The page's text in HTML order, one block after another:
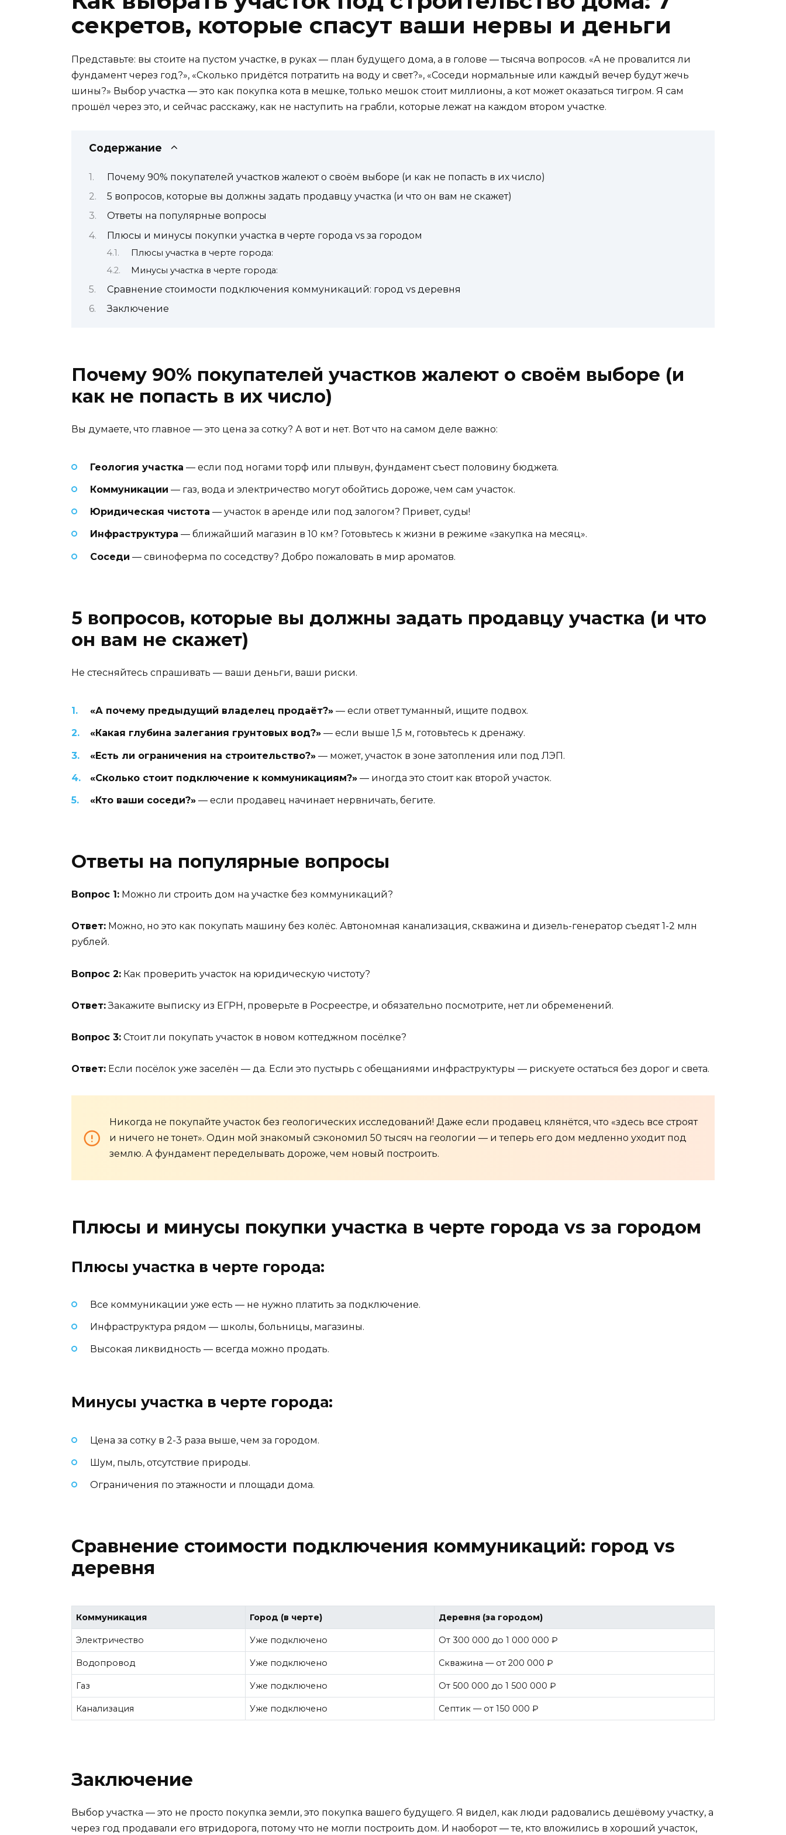
секретов, которые спасут ваши нервы и деньги
Представьте: вы стоите на пустом участке, в руках — план будущего дома, а в голове — тысяча вопросов. «А не провалится ли
фундамент через год?», «Сколько придётся потратить на воду и свет?», «Соседи нормальные или каждый вечер будут жечь
шины?» Выбор участка — это как покупка кота в мешке, только мешок стоит миллионы, а кот может оказаться тигром. Я сам
прошёл через это, и сейчас расскажу, как не наступить на грабли, которые лежат на каждом втором участке.
Содержание
Почему 90% покупателей участков жалеют о своём выборе (и как не попасть в их число)
5 вопросов, которые вы должны задать продавцу участка (и что он вам не скажет)
Ответы на популярные вопросы
Плюсы и минусы покупки участка в черте города vs за городом
Плюсы участка в черте города:
Минусы участка в черте города:
Сравнение стоимости подключения коммуникаций: город vs деревня
Заключение
Почему 90% покупателей участков жалеют о своём выборе (и
как не попасть в их число)
Вы думаете, что главное — это цена за сотку? А вот и нет. Вот что на самом деле важно:
Геология участка — если под ногами торф или плывун, фундамент съест половину бюджета.
Коммуникации — газ, вода и электричество могут обойтись дороже, чем сам участок.
Юридическая чистота — участок в аренде или под залогом? Привет, суды!
Инфраструктура — ближайший магазин в 10 км? Готовьтесь к жизни в режиме «закупка на месяц».
Соседи — свиноферма по соседству? Добро пожаловать в мир ароматов.
5 вопросов, которые вы должны задать продавцу участка (и что
он вам не скажет)
Не стесняйтесь спрашивать — ваши деньги, ваши риски.
«А почему предыдущий владелец продаёт?» — если ответ туманный, ищите подвох.
«Какая глубина залегания грунтовых вод?» — если выше 1,5 м, готовьтесь к дренажу.
«Есть ли ограничения на строительство?» — может, участок в зоне затопления или под ЛЭП.
«Сколько стоит подключение к коммуникациям?» — иногда это стоит как второй участок.
«Кто ваши соседи?» — если продавец начинает нервничать, бегите.
Ответы на популярные вопросы
Вопрос 1: Можно ли строить дом на участке без коммуникаций?
Ответ: Можно, но это как покупать машину без колёс. Автономная канализация, скважина и дизель-генератор съедят 1-2 млн
рублей.
Вопрос 2: Как проверить участок на юридическую чистоту?
Ответ:Закажите выписку из ЕГРН, проверьте в Росреестре, и обязательно посмотрите, нет ли обременений.
Вопрос 3: Стоит ли покупать участок в новом коттеджном посёлке?
Ответ: Если посёлок уже заселён — да. Если это пустырь с обещаниями инфраструктуры — рискуете остаться без дорог и света.
Никогда не покупайте участок без геологических исследований! Даже если продавец клянётся, что «здесь все строят
и ничего не тонет». Один мой знакомый сэкономил 50 тысяч на геологии — и теперь его дом медленно уходит под
землю. А фундамент переделывать дороже, чем новый построить.
Плюсы и минусы покупки участка в черте города vs за городом
Плюсы участка в черте города:
Все коммуникации уже есть — не нужно платить за подключение.
Инфраструктура рядом — школы, больницы, магазины.
Высокая ликвидность — всегда можно продать.
Минусы участка в черте города:
Цена за сотку в 2-3 раза выше, чем за городом.
Шум, пыль, отсутствие природы.
Ограничения по этажности и площади дома.
Сравнение стоимости подключения коммуникаций: город vs
деревня
Коммуникация Город (в черте) Деревня (за городом)
Электричество Уже подключено От 300 000 до 1 000 000 ₽
Водопровод Уже подключено Скважина — от 200 000 ₽
Газ Уже подключено От 500 000 до 1 500 000 ₽
Канализация Уже подключено Септик — от 150 000 ₽
Заключение
Выбор участка — это не просто покупка земли, это покупка вашего будущего. Я видел, как люди радовались дешёвому участку, а
через год продавали его втридорога, потому что не могли построить дом. И наоборот — те, кто вложились в хороший участок,